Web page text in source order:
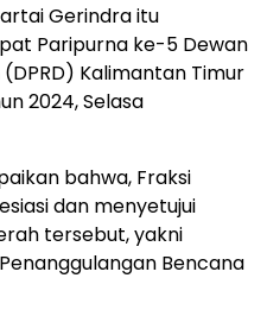
Gerindra itu
Paripurna ke-5 Dewan
Kalimantan Timur
2024, Selasa
bahwa, Fraksi
dan menyetujui
tersebut, yakni
Bencana